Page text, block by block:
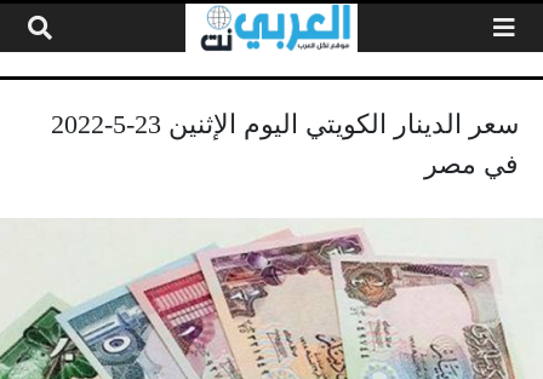
سعر الدينار الكويتي اليوم الإثنين 23-5-2022
في مصر